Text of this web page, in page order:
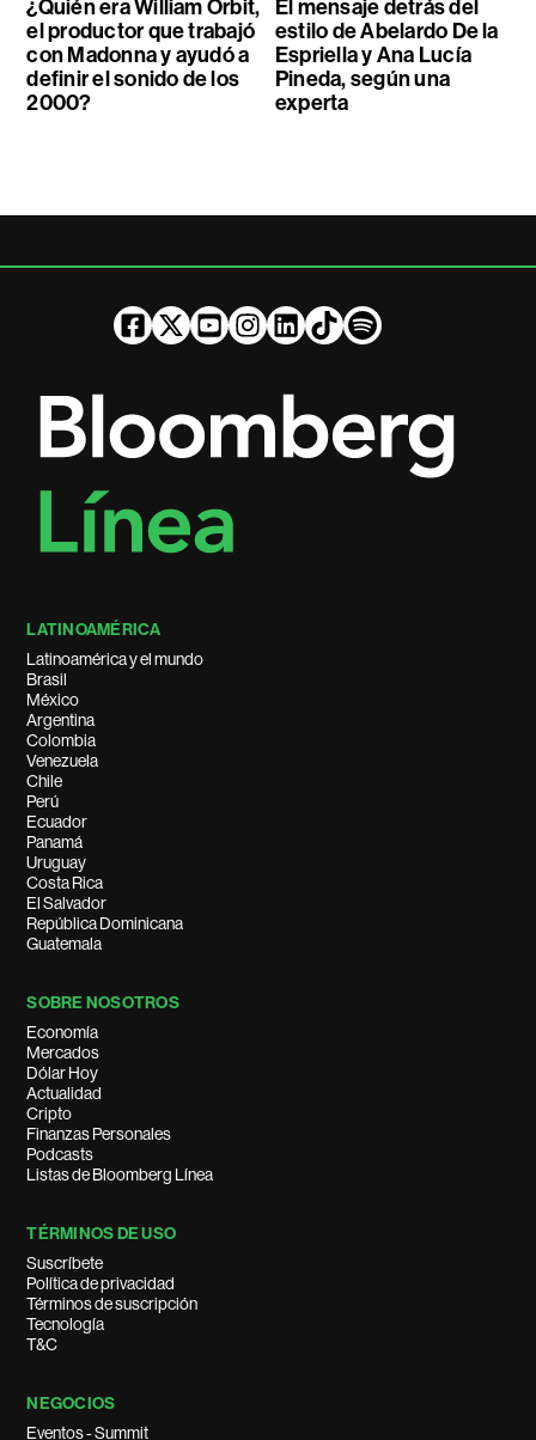
¿Quién era William Orbit,
el productor que trabajó
con Madonna y ayudó a
definir el sonido de los
2000?
El mensaje detrás del
estilo de Abelardo De la
Espriella y Ana Lucía
Pineda, según una
experta
LATINOAMÉRICA
Latinoamérica y el mundo
Brasil
México
Argentina
Colombia
Venezuela
Chile
Perú
Ecuador
Panamá
Uruguay
Costa Rica
El Salvador
República Dominicana
Guatemala
SOBRE NOSOTROS
Economía
Mercados
Dólar Hoy
Actualidad
Cripto
Finanzas Personales
Podcasts
Listas de Bloomberg Línea
TÉRMINOS DE USO
Suscríbete
Política de privacidad
Términos de suscripción
Tecnología
T&C
NEGOCIOS
Eventos - Summit